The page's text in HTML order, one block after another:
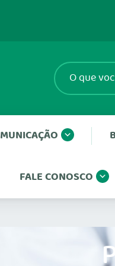
FALE CONOSCO